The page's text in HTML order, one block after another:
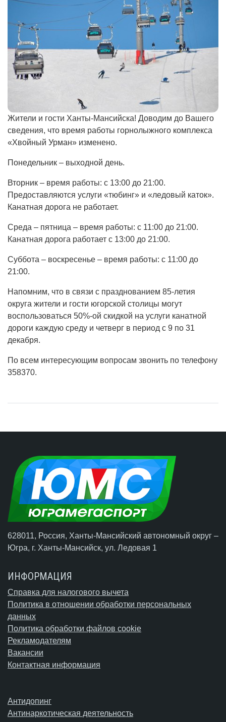
Жители и гости Ханты-Мансийска! Доводим до Вашего
сведения, что время работы горнолыжного комплекса
«Хвойный Урман» изменено.
Понедельник – выходной день.
Вторник – время работы: с 13:00 до 21:00.
Предоставляются услуги «тюбинг» и «ледовый каток».
Канатная дорога не работает.
Среда – пятница – время работы: с 11:00 до 21:00.
Канатная дорога работает с 13:00 до 21:00.
Суббота – воскресенье – время работы: с 11:00 до
21:00.
Напомним, что в связи с празднованием 85-летия
округа жители и гости югорской столицы могут
воспользоваться 50%-ой скидкой на услуги канатной
дороги каждую среду и четверг в период с 9 по 31
декабря.
По всем интересующим вопросам звонить по телефону
358370.
628011, Россия, Ханты-Мансийский автономный округ –
Югра, г. Ханты-Мансийск, ул. Ледовая 1
ИНФОРМАЦИЯ
Справка для налогового вычета
Политика в отношении обработки персональных
данных
Политика обработки файлов cookie
Рекламодателям
Вакансии
Контактная информация
Антидопинг
Антинаркотическая деятельность